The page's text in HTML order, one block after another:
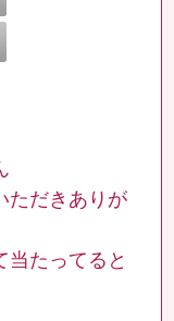
ただきありが
当たってると